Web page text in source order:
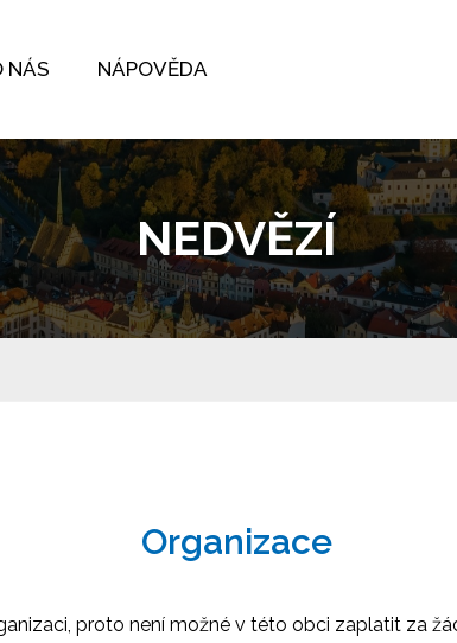
NÁS NÁPOVĚDA
NEDVĚZÍ
Organizace
proto není možné v této obci zaplatit za